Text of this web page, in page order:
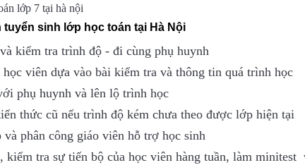
tuyển sinh lớp học toán tại Hà Nội
kiểm tra trình độ - đi cùng phụ huynh
viên dựa vào bài kiểm tra và thông tin quá trình học
phụ huynh và lên lộ trình học
thức cũ nếu trình độ kém chưa theo được lớp hiện tại
và phân công giáo viên hỗ trợ học sinh
kiểm tra sự tiến bộ của học viên hàng tuần, làm minitest